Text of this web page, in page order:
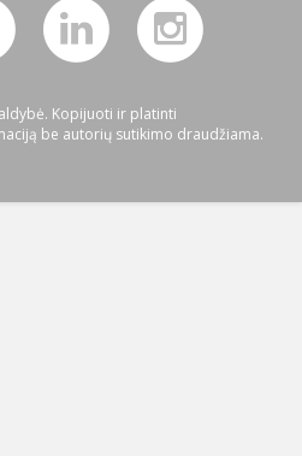
Kopijuoti ir platinti
be autorių sutikimo draudžiama.